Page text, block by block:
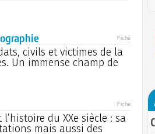
Fiche
civils et victimes de la
Un immense champ de
Fiche
du XXe siècle : sa
mais aussi des